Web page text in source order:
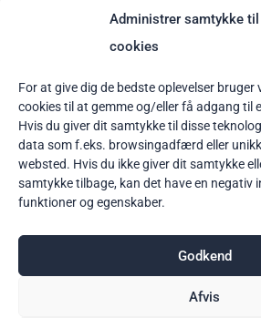
Administrer samtykke til
cookies
For at give dig de bedste oplevelser bruger
cookies til at gemme og/eller få adgang til
Hvis du giver dit samtykke til disse
data som f.eks. browsingadfærd eller
websted. Hvis du ikke giver dit samtykke
samtykke tilbage, kan det have en negativ
funktioner og egenskaber.
Godkend
Afvis
medlem af
Bordbestilling
her